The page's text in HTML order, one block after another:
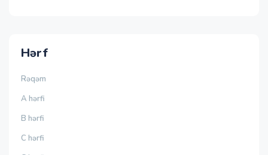
Hərf
Rəqəm
A hərfi
B hərfi
C hərfi